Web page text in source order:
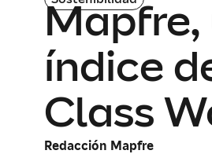
Mapfre,
índice
Class
Redacción Mapfre